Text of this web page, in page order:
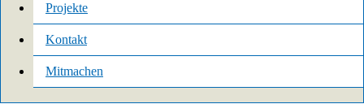
Projekte
Kontakt
Mitmachen